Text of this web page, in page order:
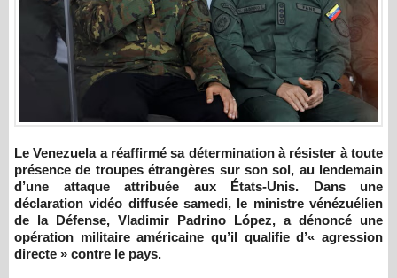
Le Venezuela a réaffirmé sa détermination à résister à toute
présence de troupes étrangères sur son sol, au lendemain
d’une attaque attribuée aux États-Unis. Dans une
déclaration vidéo diffusée samedi, le ministre vénézuélien
de la Défense, Vladimir Padrino López, a dénoncé une
opération militaire américaine qu’il qualifie d’« agression
directe » contre le pays.